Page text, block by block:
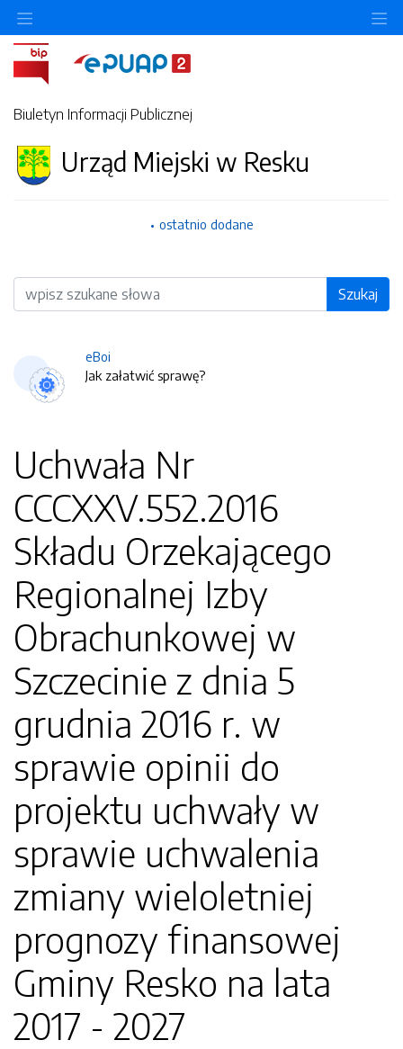
Biuletyn Informacji Publicznej
Urząd Miejski w Resku
ostatnio dodane
Wyszukiwarka Szukaj
eBoi
Jak załatwić sprawę?
Uchwała Nr
CCCXXV.552.2016
Składu Orzekającego
Regionalnej Izby
Obrachunkowej w
Szczecinie z dnia 5
grudnia 2016 r. w
sprawie opinii do
projektu uchwały w
sprawie uchwalenia
zmiany wieloletniej
prognozy finansowej
Gminy Resko na lata
2017 - 2027